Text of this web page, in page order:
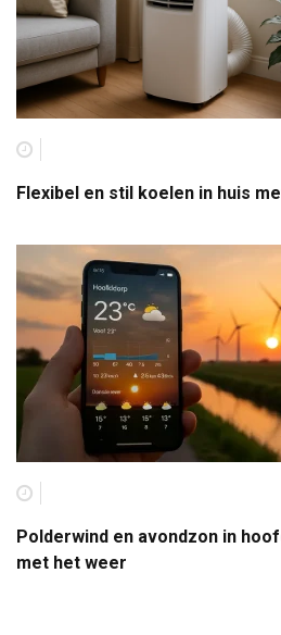
Flexibel en stil koelen in huis
Polderwind en avondzon in
met het weer